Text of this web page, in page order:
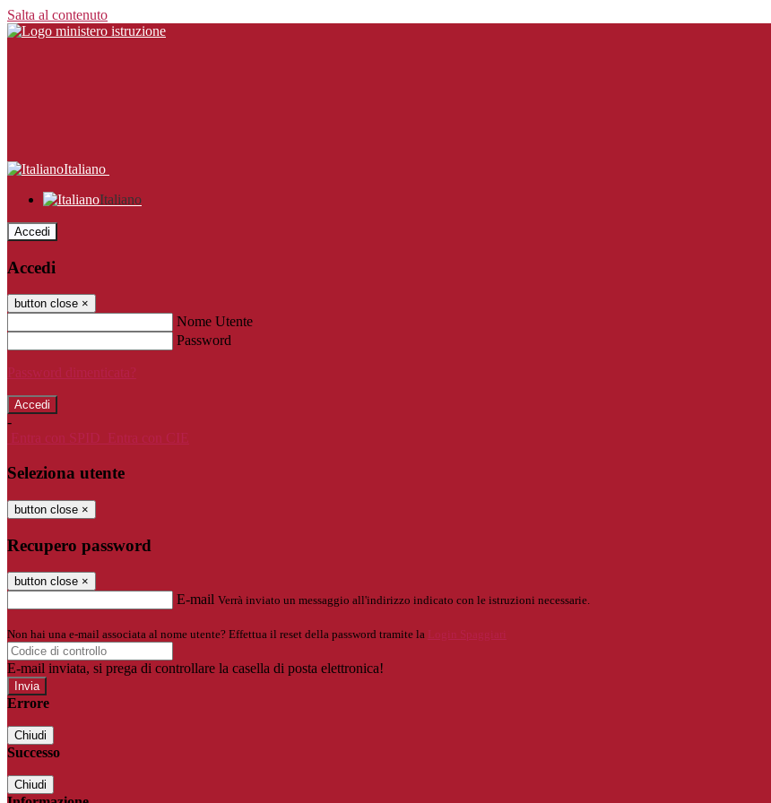
Salta al contenuto
Italiano
Italiano
Accedi
Accedi
button close ×
Nome Utente
Password
Password dimenticata?
-
Entra con SPID
Entra con CIE
Seleziona utente
button close ×
Recupero password
button close ×
E-mail Verrà inviato un messaggio all'indirizzo indicato con le istruzioni necessarie.
Non hai una e-mail associata al nome utente? Effettua il reset della password tramite la Login Spaggiari
E-mail inviata, si prega di controllare la casella di posta elettronica!
Errore
Chiudi
Successo
Chiudi